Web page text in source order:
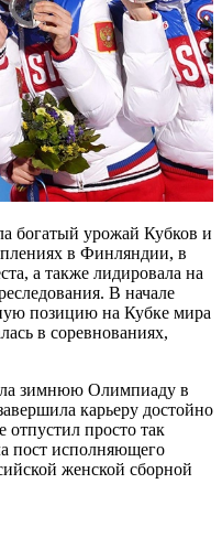
богатый урожай Кубков и
в Финляндии, в
а также лидировала на
В начале
позицию на Кубке мира
в соревнованиях,
зимнюю Олимпиаду в
карьеру достойно
отпустил просто так
пост исполняющего
женской сборной